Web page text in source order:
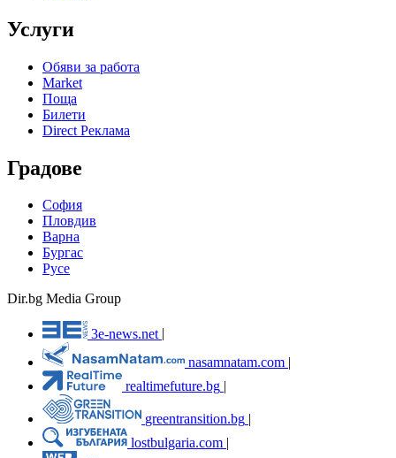
Услуги
Обяви за работа
Market
Поща
Билети
Direct Реклама
Градове
София
Пловдив
Варна
Бургас
Русе
Dir.bg Media Group
3e-news.net
nasamnatam.com |
realtimefuture.bg |
greentransition.bg |
lostbulgaria.com |